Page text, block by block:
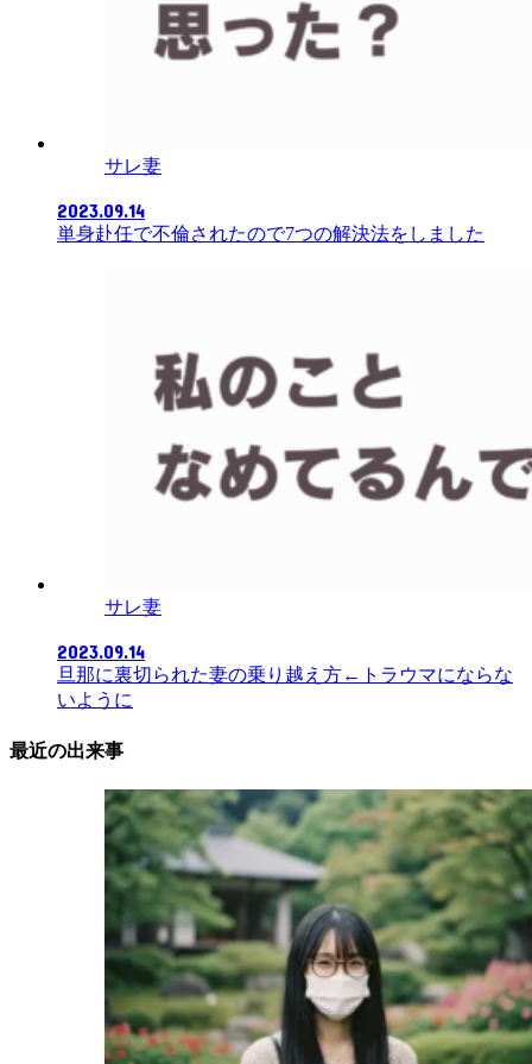
サレ妻
2023.09.14
単身赴任で不倫されたので7つの解決法をしました
サレ妻
2023.09.14
旦那に裏切られた妻の乗り越え方←トラウマにならな
いように
最近の出来事